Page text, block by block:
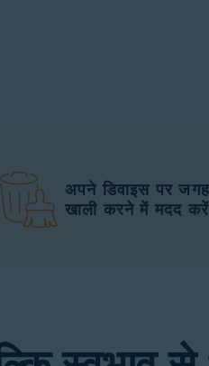
अपने डिवाइस पर जगह
खाली करने में मदद करें